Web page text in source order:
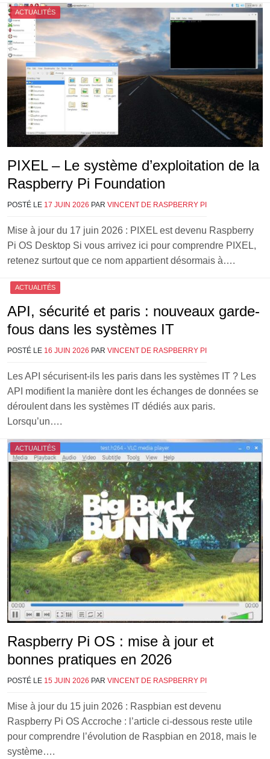
ACTUALITÉS
PIXEL – Le système d’exploitation de la
Raspberry Pi Foundation
POSTÉ LE 17 JUIN 2026 PAR VINCENT DE RASPBERRY PI
Mise à jour du 17 juin 2026 : PIXEL est devenu Raspberry
Pi OS Desktop Si vous arrivez ici pour comprendre PIXEL,
retenez surtout que ce nom appartient désormais à….
ACTUALITÉS
API, sécurité et paris : nouveaux garde-
fous dans les systèmes IT
POSTÉ LE 16 JUIN 2026 PAR VINCENT DE RASPBERRY PI
Les API sécurisent-ils les paris dans les systèmes IT ? Les
API modifient la manière dont les échanges de données se
déroulent dans les systèmes IT dédiés aux paris.
Lorsqu’un….
ACTUALITÉS
Raspberry Pi OS : mise à jour et
bonnes pratiques en 2026
POSTÉ LE 15 JUIN 2026 PAR VINCENT DE RASPBERRY PI
Mise à jour du 15 juin 2026 : Raspbian est devenu
Raspberry Pi OS Accroche : l’article ci-dessous reste utile
pour comprendre l’évolution de Raspbian en 2018, mais le
système….